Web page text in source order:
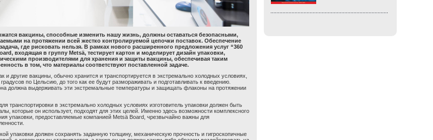
вакцины, способные изменить нашу жизнь, должны оставаться безопасными,
на протяжении всей жестко контролируемой цепочки поставок. Обеспечение
где рисковать нельзя. В рамках нового расширенного предложения услуг “360
входящая в группу Metsä, тестирует картон и моделирует дизайн упаковки,
производителями для хранения и защиты вакцины, обеспечивая таким
в том, что материалы соответствуют поставленной задаче.
и другие вакцины, обычно хранится и транспортируется в экстремально холодных условиях,
по Цельсию, до того как ее будут размораживать и подготавливать к введению.
должна выдерживать эти экстремальные температуры и защищать флаконы на протяжении
транспортировки в экстремально холодных условиях изготовитель упаковки должен быть
которые он использует, подходят для этих целей. Именно здесь возможности комплексного
упаковки, предоставляемые компанией Metsä Board , чрезвычайно важны для
упаковки должен сохранять заданную толщину, механическую прочность и гигроскопичные